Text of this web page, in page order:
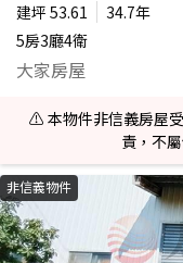
建坪 53.61
34.7年
5房3廳4衛
大家房屋
⚠️ 本物件非信義房屋
責，不
非信義物件